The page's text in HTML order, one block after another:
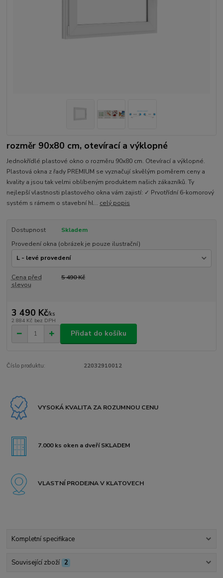
rozměr 90x80 cm, otevírací a výklopné
Jednokřídlé plastové okno o rozměru 90x80 cm. Otevírací a výklopné.
Plastová okna z řady PREMIUM se vyznačují skvělým poměrem ceny a
kvality a jsou tak velmi oblíbeným produktem našich zákazníků. Ty
nejlepší vlastnosti plastového okna vám zajistí: ✓ Prvotřídní 6-komorový
systém s rámem o stavební hl... celý popis
Dostupnost
Skladem
Provedení okna (obrázek je pouze ilustrační)
Cena před
slevou
5 490 Kč
3 490 Kč/ks
2 884 Kč bez DPH
Přidat do košíku
Číslo produktu: 22032910012
VYSOKÁ KVALITA ZA ROZUMNOU CENU
7.000 ks oken a dveří SKLADEM
VLASTNÍ PRODEJNA V KLATOVECH
Kompletní specifikace
Související zboží 2